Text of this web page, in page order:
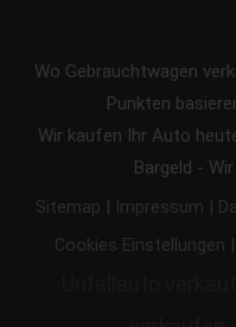
Wo Gebrauchtwagen
Punkten
Wir kaufen Ihr Auto
Bargeld -
Sitemap | Impressum |
Cookies Einstellungen |